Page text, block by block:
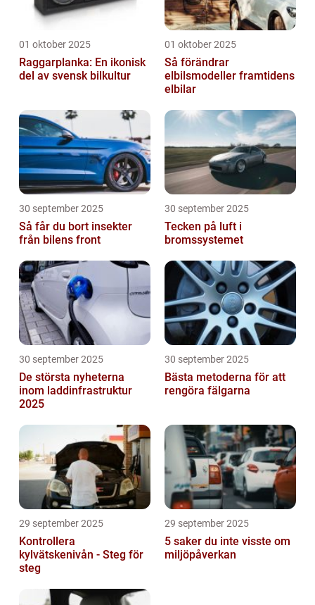
01 oktober 2025
Raggarplanka: En ikonisk
del av svensk bilkultur
01 oktober 2025
Så förändrar
elbilsmodeller framtidens
elbilar
30 september 2025
Så får du bort insekter
från bilens front
30 september 2025
Tecken på luft i
bromssystemet
30 september 2025
De största nyheterna
inom laddinfrastruktur
2025
30 september 2025
Bästa metoderna för att
rengöra fälgarna
29 september 2025
Kontrollera
kylvätskenivån - Steg för
steg
29 september 2025
5 saker du inte visste om
miljöpåverkan